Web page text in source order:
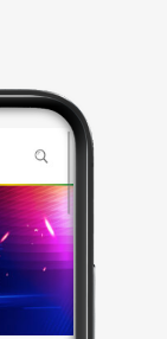
顧效能與視